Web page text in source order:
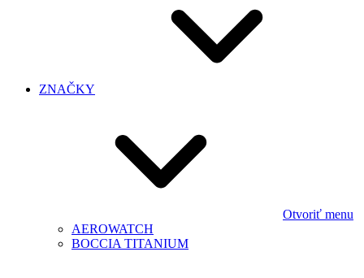
ZNAČKY
Otvoriť menu
AEROWATCH
BOCCIA TITANIUM